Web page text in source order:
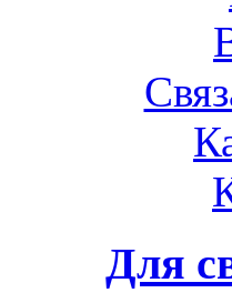
Для